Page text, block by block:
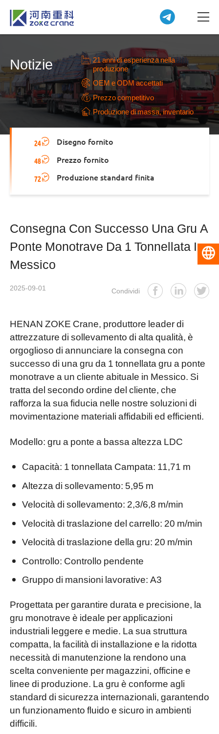
Notizie
21 anni di esperienza nella
produzione
OEM e ODM accettati
Prezzo competitivo
Produzione di massa, inventario
Disegno fornito
Prezzo fornito
Produzione standard finita
Consegna Con Successo Una Gru A
Ponte Monotrave Da 1 Tonnellata In
Messico
2025-09-01 Condividi
HENAN ZOKE Crane, produttore leader di
attrezzature di sollevamento di alta qualità, è
orgoglioso di annunciare la consegna con
successo di una gru da 1 tonnellata gru a ponte
monotrave a un cliente abituale in Messico. Si
tratta del secondo ordine del cliente, che
rafforza la sua fiducia nelle nostre soluzioni di
movimentazione materiali affidabili ed efficienti.
Modello: gru a ponte a bassa altezza LDC
Capacità: 1 tonnellata Campata: 11,71 m
Altezza di sollevamento: 5,95 m
Velocità di sollevamento: 2,3/6,8 m/min
Velocità di traslazione del carrello: 20 m/min
Velocità di traslazione della gru: 20 m/min
Controllo: Controllo pendente
Gruppo di mansioni lavorative: A3
Progettata per garantire durata e precisione, la
gru monotrave è ideale per applicazioni
industriali leggere e medie. La sua struttura
compatta, la facilità di installazione e la ridotta
necessità di manutenzione la rendono una
scelta conveniente per magazzini, officine e
linee di produzione. La gru è conforme agli
standard di sicurezza internazionali, garantendo
un funzionamento fluido e sicuro in ambienti
difficili.
Italiano